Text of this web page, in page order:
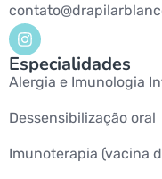
Especialidades
Alergia e Imunologia
Dessensibilização oral
Imunoterapia (vacina